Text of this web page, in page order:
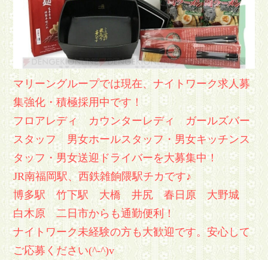
マリーングループでは現在、ナイトワーク求人募
集強化・積極採用中です！
フロアレディ カウンターレディ ガールズバー
スタッフ 男女ホールスタッフ・男女キッチンス
タッフ・男女送迎ドライバーを大募集中！
JR南福岡駅、西鉄雑餉隈駅チカです♪
博多駅 竹下駅 大橋 井尻 春日原 大野城
白木原 二日市からも通勤便利！
ナイトワーク未経験の方も大歓迎です。安心して
ご応募ください(^-^)v